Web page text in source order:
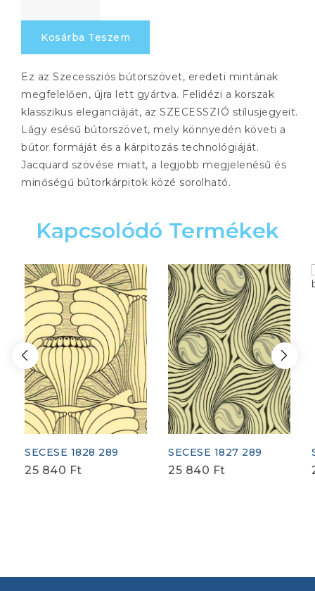
Kosárba Teszem
Ez az Szecessziós bútorszövet, eredeti mintának
megfelelően, újra lett gyártva. Felidézi a korszak
klasszikus eleganciáját, az SZECESSZIÓ stílusjegyeit.
Lágy esésű bútorszövet, mely könnyedén követi a
bútor formáját és a kárpitozás technológiáját.
Jacquard szövése miatt, a legjobb megjelenésű és
minőségű bútorkárpitok közé sorolható.
Kapcsolódó Termékek
SECESE 1828 289
25 840 Ft
SECESE 1827 289
25 840 Ft